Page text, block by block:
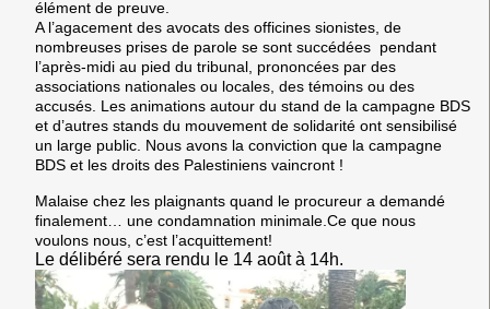
élément de preuve.
A l’agacement des avocats des officines sionistes, de
nombreuses prises de parole se sont succédées pendant
l’après-midi au pied du tribunal, prononcées par des
associations nationales ou locales, des témoins ou des
accusés. Les animations autour du stand de la campagne BDS
et d’autres stands du mouvement de solidarité ont sensibilisé
un large public. Nous avons la conviction que la campagne
BDS et les droits des Palestiniens vaincront !
Malaise chez les plaignants quand le procureur a demandé
finalement… une condamnation minimale.Ce que nous
voulons nous, c’est l’acquittement!
Le délibéré sera rendu le 14 août à 14h.